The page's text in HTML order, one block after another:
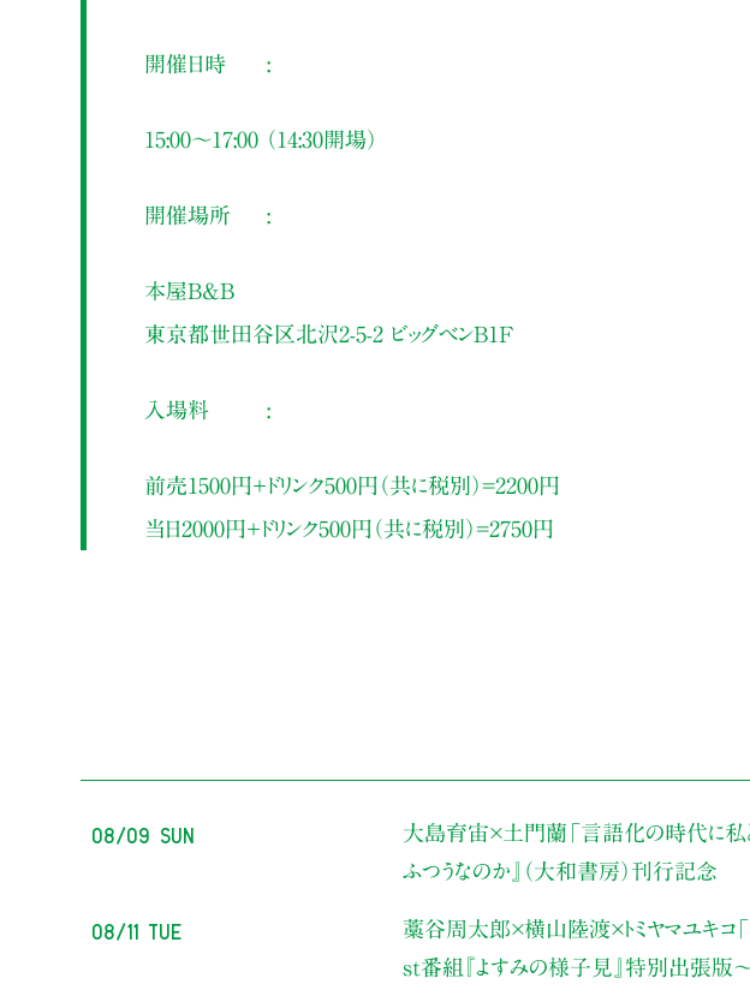
開催日時
15:00～17:00 （14:30開場）
開催場所
本屋B&B
東京都世田谷区北沢2-5-2 ビッグベンB1F
入場料
前売1500円＋ドリンク500円（共に税別）=2200円
当日2000円＋ドリンク500円（共に税別）=2750円
08/09 Sun 大島育宙×土門蘭 「言語化の時代に私
ふつうなのか』（大和書房）刊行記念
08/11 Tue 藁谷周太郎×横山陸渡×トミヤマユキコ
st番組『よすみの様子見』特別出張版〜